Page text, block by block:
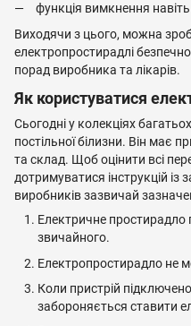
функція вимкнення
Виходячи з цього, можна
електропростирадлі
порад виробника та лікарів.
Як користуватися
Сьогодні у колекціях
постільної білизни. Він має
та склад. Щоб оцінити всі
дотримуватися інструкцій
виробників зазвичай
Електричне простирадло
звичайного.
Електропростирадло не
Коли пристрій
забороняється ставити